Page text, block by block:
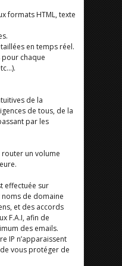
formats HTML, texte
en temps réel.
chaque
de la
de tous, de la
par les
un volume
effectuée sur
noms de domaine
et des accords
F.A.I, afin de
des emails.
IP n’apparaissent
vous protéger de